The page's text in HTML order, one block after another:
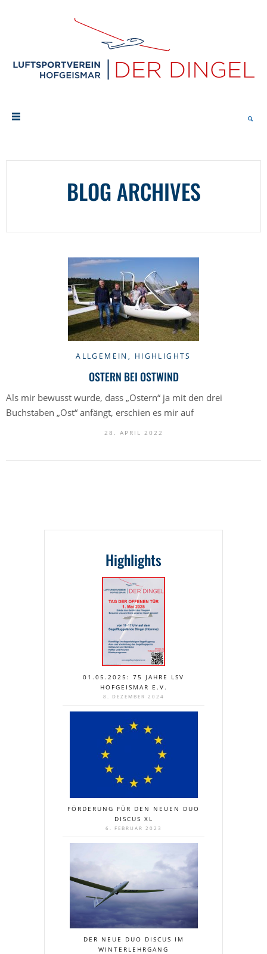
BLOG ARCHIVES
ALLGEMEIN , HIGHLIGHTS
OSTERN BEI OSTWIND
Als mir bewusst wurde, dass „Ostern“ ja mit den drei
Buchstaben „Ost“ anfängt, erschien es mir auf
28. APRIL 2022
Highlights
01.05.2025: 75 JAHRE LSV
HOFGEISMAR E.V.
8. DEZEMBER 2024
FÖRDERUNG FÜR DEN NEUEN DUO
DISCUS XL
6. FEBRUAR 2023
DER NEUE DUO DISCUS IM
WINTERLEHRGANG